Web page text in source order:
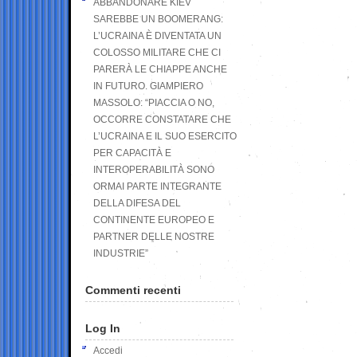
ABBANDONARE KIEV
SAREBBE UN BOOMERANG:
L’UCRAINA È DIVENTATA UN
COLOSSO MILITARE CHE CI
PARERÀ LE CHIAPPE ANCHE
IN FUTURO. GIAMPIERO
MASSOLO: “PIACCIA O NO,
OCCORRE CONSTATARE CHE
L’UCRAINA E IL SUO ESERCITO
PER CAPACITÀ E
INTEROPERABILITÀ SONO
ORMAI PARTE INTEGRANTE
DELLA DIFESA DEL
CONTINENTE EUROPEO E
PARTNER DELLE NOSTRE
INDUSTRIE”
Commenti recenti
Log In
Accedi